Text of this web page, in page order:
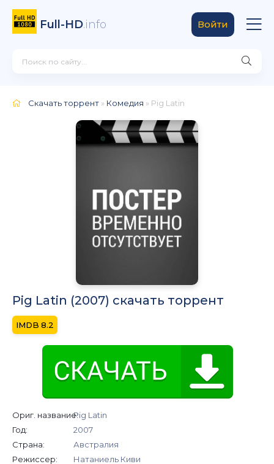
Full-HD.info Войти
Скачать торрент » Комедия » Pig Latin
Pig Latin (2007) скачать торрент
8.2
Ориг. название:Pig Latin
Год:
2007
Страна:
Австралия
Режиссер:
Натаниель Киви